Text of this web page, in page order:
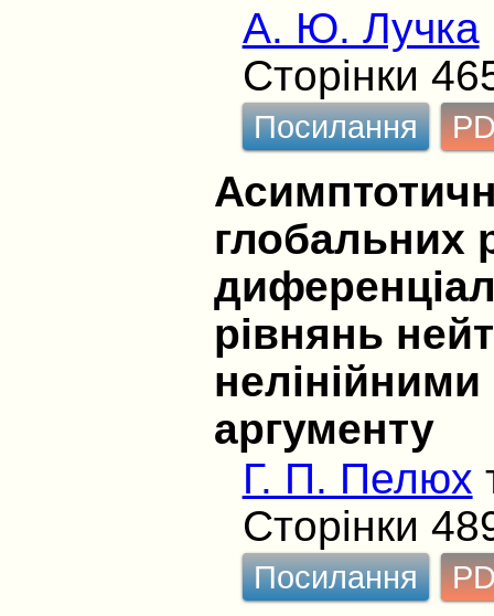
А. Ю. Лучка
Сторінки
Посилання
глобальних
рівнянь
аргументу
Г. П. Пелюх
Сторінки
Посилання